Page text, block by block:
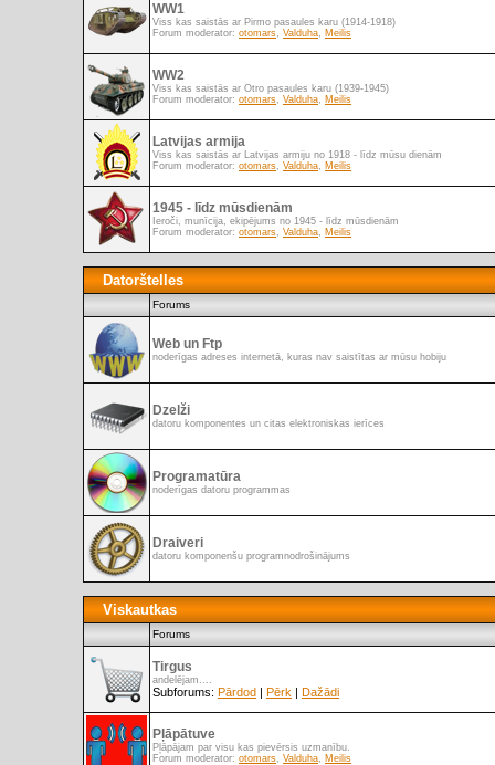
WW1
Viss kas saistās ar Pirmo pasaules karu (1914-1918)
Forum moderator: otomars, Valduha, Meilis
WW2
Viss kas saistās ar Otro pasaules karu (1939-1945)
Forum moderator: otomars, Valduha, Meilis
Latvijas armija
Viss kas saistās ar Latvijas armiju no 1918 - līdz mūsu dienām
Forum moderator: otomars, Valduha, Meilis
1945 - līdz mūsdienām
Ieroči, munīcija, ekipējums no 1945 - līdz mūsdienām
Forum moderator: otomars, Valduha, Meilis
Datorštelles
Forums
Web un Ftp
noderīgas adreses internetā, kuras nav saistītas ar mūsu hobiju
Dzelži
datoru komponentes un citas elektroniskas ierīces
Programatūra
noderīgas datoru programmas
Draiveri
datoru komponenšu programnodrošinājums
Viskautkas
Forums
Tirgus
andelējam....
Subforums: Pārdod | Pērk | Dažādi
Pļāpātuve
Pļāpājam par visu kas pievērsis uzmanību.
Forum moderator: otomars, Valduha, Meilis